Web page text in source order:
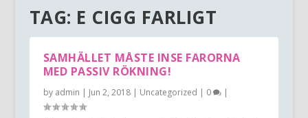
TAG: E CIGG FARLIGT
SAMHÄLLET MÅSTE INSE FARORNA
MED PASSIV RÖKNING!
by admin | Jun 2, 2018| Uncategorized | 0 |